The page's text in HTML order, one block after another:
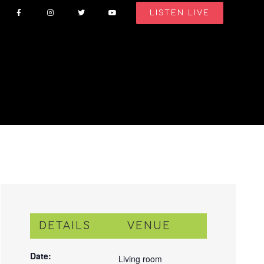
LISTEN LIVE
DETAILS
Date:
VENUE
Living room